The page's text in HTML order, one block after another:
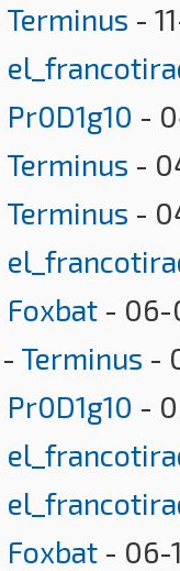
Terminus -
Pr0D1g10 -
Terminus -
Terminus -
Foxbat - 06-
- Terminus -
Pr0D1g10 -
Foxbat - 06-